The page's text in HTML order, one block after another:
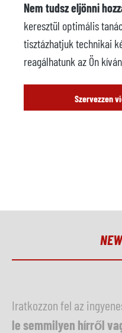
Nem tudsz eljönni
keresztül optimális
tisztázhatjuk technikai
reagálhatunk az Ön
Szervezzen
Iratkozzon fel az
le semmilyen hírről